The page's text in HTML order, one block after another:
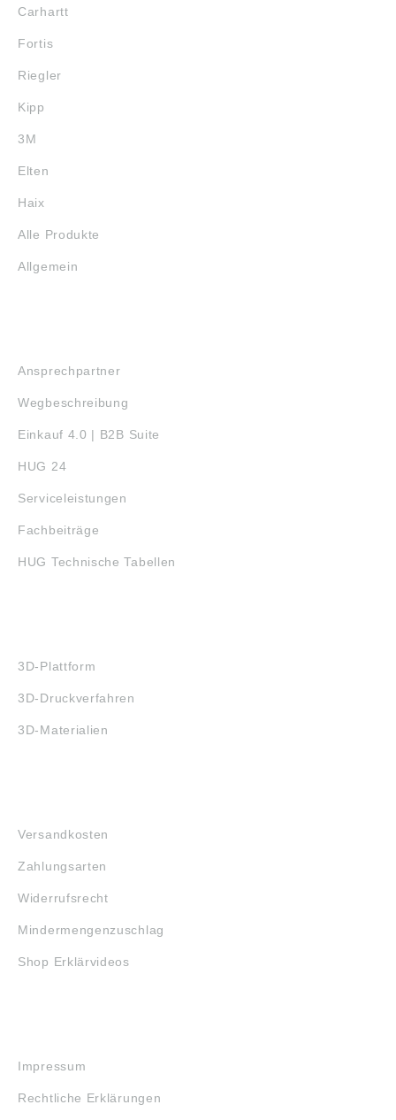
Carhartt
Fortis
Riegler
Kipp
3M
Elten
Haix
Alle Produkte
Allgemein
Ansprechpartner
Wegbeschreibung
Einkauf 4.0 | B2B Suite
HUG 24
Serviceleistungen
Fachbeiträge
HUG Technische Tabellen
3D-Plattform
3D-Druckverfahren
3D-Materialien
Versandkosten
Zahlungsarten
Widerrufsrecht
Mindermengenzuschlag
Shop Erklärvideos
Impressum
Rechtliche Erklärungen